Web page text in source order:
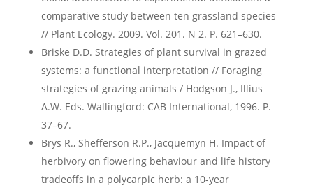
comparative study between ten grassland species
// Plant Ecology. 2009. Vol. 201. N 2. Р. 621–630.
Briske D.D. Strategies of plant survival in grazed
systems: a functional interpretation // Foraging
strategies of grazing animals / Hodgson J., Illius
A.W. Eds. Wallingford: CAB International, 1996. P.
37–67.
Brys R., Shefferson R.P., Jacquemyn H. Impact of
herbivory on flowering behaviour and life history
tradeoffs in a polycarpic herb: a 10-year